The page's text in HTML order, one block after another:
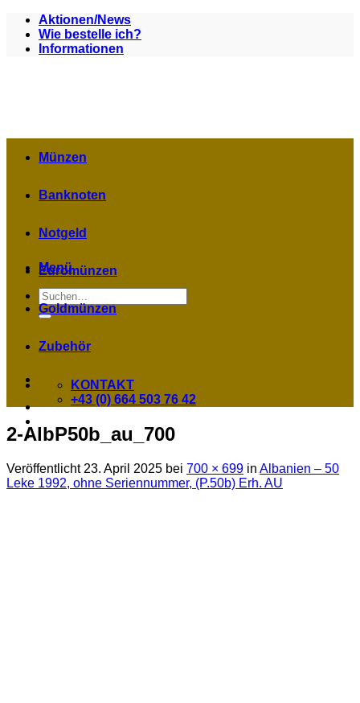
Zum
Inhalt
springen
Aktionen/News
Wie bestelle ich?
Informationen
Menü
Suchen
nach:
Münzen
Banknoten
Notgeld
Euromünzen
Goldmünzen
Zubehör
KONTAKT
+43 (0) 664 503 76 42
2-AlbP50b_au_700
Veröffentlicht 23. April 2025 bei 700 × 699 in Albanien – 50
Leke 1992, ohne Seriennummer, (P.50b) Erh. AU